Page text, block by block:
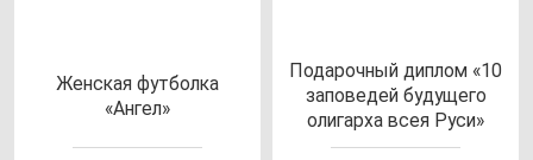
Жен­ская фут­бол­ка
«Ангел»
Пода­роч­ный дип­лом «10
за­по­ве­дей бу­ду­ще­го
оли­гар­ха всея Руси»